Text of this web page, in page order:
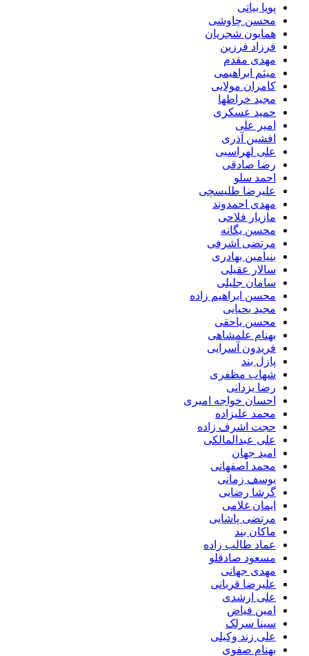
پویا بیاتی
محسن چاوشی
همایون شجریان
فرزاد فرزین
مهدی مقدم
میثم ابراهیمی
کامران مولایی
مجید خراطها
حمید عسکری
امیر علی
افشین آذری
علی لهراسبی
رضا صادقی
احمد سلو
علیرضا طلیسچی
مهدی احمدوند
مازیار فلاحی
محسن یگانه
مرتضی اشرفی
بنیامین بهادری
سالار عقیلی
سامان جلیلی
محسن ابراهیم زاده
مجید یحیایی
محسن یاحقی
بهنام علمشاهی
فریدون آسرایی
پازل بند
شهاب مظفری
رضا یزدانی
احسان خواجه امیری
محمد علیزاده
حجت اشرف زاده
علی عبدالمالکی
امید جهان
محمد اصفهانی
یوسف زمانی
گرشا رضایی
ایمان غلامی
مرتضی پاشایی
ماکان بند
عماد طالب زاده
مسعود صادقلو
مهدی جهانی
علیرضا قربانی
علی ارشدی
امین فیاض
سینا سرلک
علی زند وکیلی
بهنام صفوی